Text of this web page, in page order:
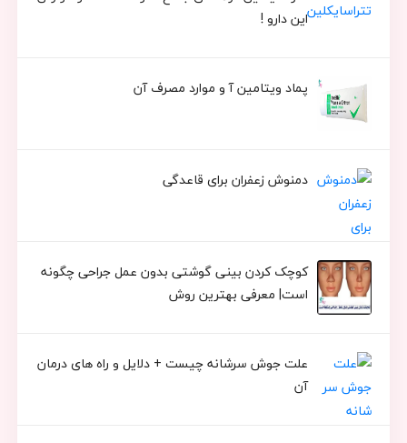
این دارو !
پماد ویتامین آ و موارد مصرف آن
دمنوش زعفران برای قاعدگی
کوچک کردن بینی گوشتی بدون عمل جراحی چگونه
است| معرفی بهترین روش
علت جوش سرشانه چیست + دلایل و راه های درمان
آن